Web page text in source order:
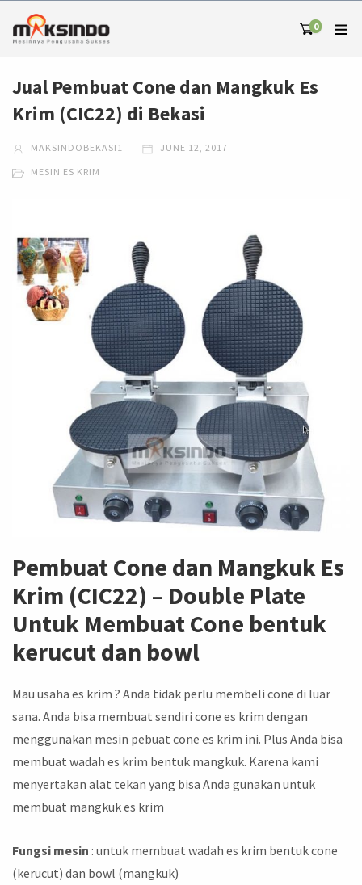
0
Jual Pembuat Cone dan Mangkuk Es
Krim (CIC22) di Bekasi
MAKSINDOBEKASI1 JUNE 12, 2017
MESIN ES KRIM
Pembuat Cone dan Mangkuk Es
Krim (CIC22) – Double Plate
Untuk Membuat Cone bentuk
kerucut dan bowl
Mau usaha es krim ? Anda tidak perlu membeli cone di luar
sana. Anda bisa membuat sendiri cone es krim dengan
menggunakan mesin pebuat cone es krim ini. Plus Anda bisa
membuat wadah es krim bentuk mangkuk. Karena kami
menyertakan alat tekan yang bisa Anda gunakan untuk
membuat mangkuk es krim
Fungsi mesin : untuk membuat wadah es krim bentuk cone
(kerucut) dan bowl (mangkuk)